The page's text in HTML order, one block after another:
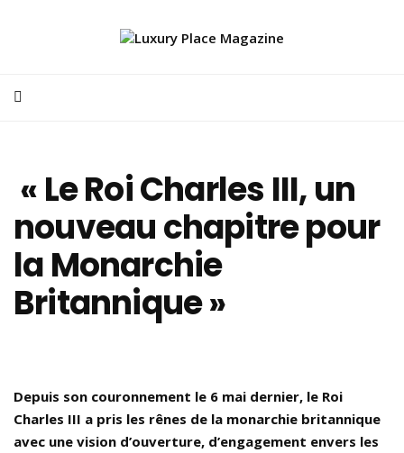
« Le Roi Charles III, un
nouveau chapitre pour
la Monarchie
Britannique »
Depuis son couronnement le 6 mai dernier, le Roi
Charles III a pris les rênes de la monarchie britannique
avec une vision d’ouverture, d’engagement envers les